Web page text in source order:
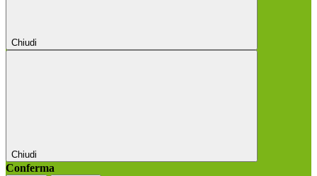
Chiudi
Chiudi
Conferma